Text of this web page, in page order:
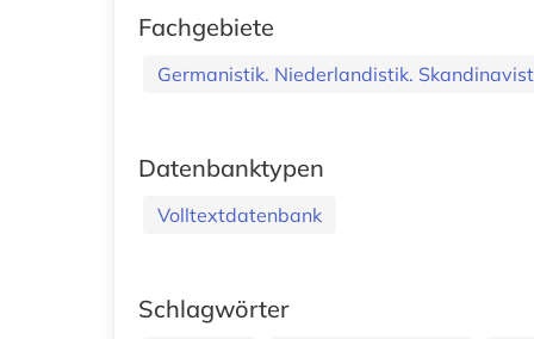
Fachgebiete
Germanistik. Niederlandistik.
Datenbanktypen
Volltextdatenbank
Schlagwörter